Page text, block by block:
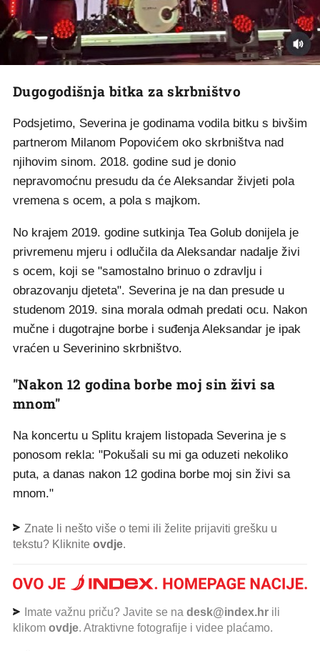
Dugogodišnja bitka za skrbništvo
Podsjetimo, Severina je godinama vodila bitku s bivšim
partnerom Milanom Popovićem oko skrbništva nad
njihovim sinom. 2018. godine sud je donio
nepravomoćnu presudu da će Aleksandar živjeti pola
vremena s ocem, a pola s majkom.
No krajem 2019. godine sutkinja Tea Golub donijela je
privremenu mjeru i odlučila da Aleksandar nadalje živi
s ocem, koji se "samostalno brinuo o zdravlju i
obrazovanju djeteta". Severina je na dan presude u
studenom 2019. sina morala odmah predati ocu. Nakon
mučne i dugotrajne borbe i suđenja Aleksandar je ipak
vraćen u Severinino skrbništvo.
"Nakon 12 godina borbe moj sin živi sa
mnom"
Na koncertu u Splitu krajem listopada Severina je s
ponosom rekla: "Pokušali su mi ga oduzeti nekoliko
puta, a danas nakon 12 godina borbe moj sin živi sa
mnom."
Znate li nešto više o temi ili želite prijaviti grešku u
tekstu? Kliknite ovdje.
Imate važnu priču? Javite se na desk@index.hr ili
klikom ovdje. Atraktivne fotografije i videe plaćamo.